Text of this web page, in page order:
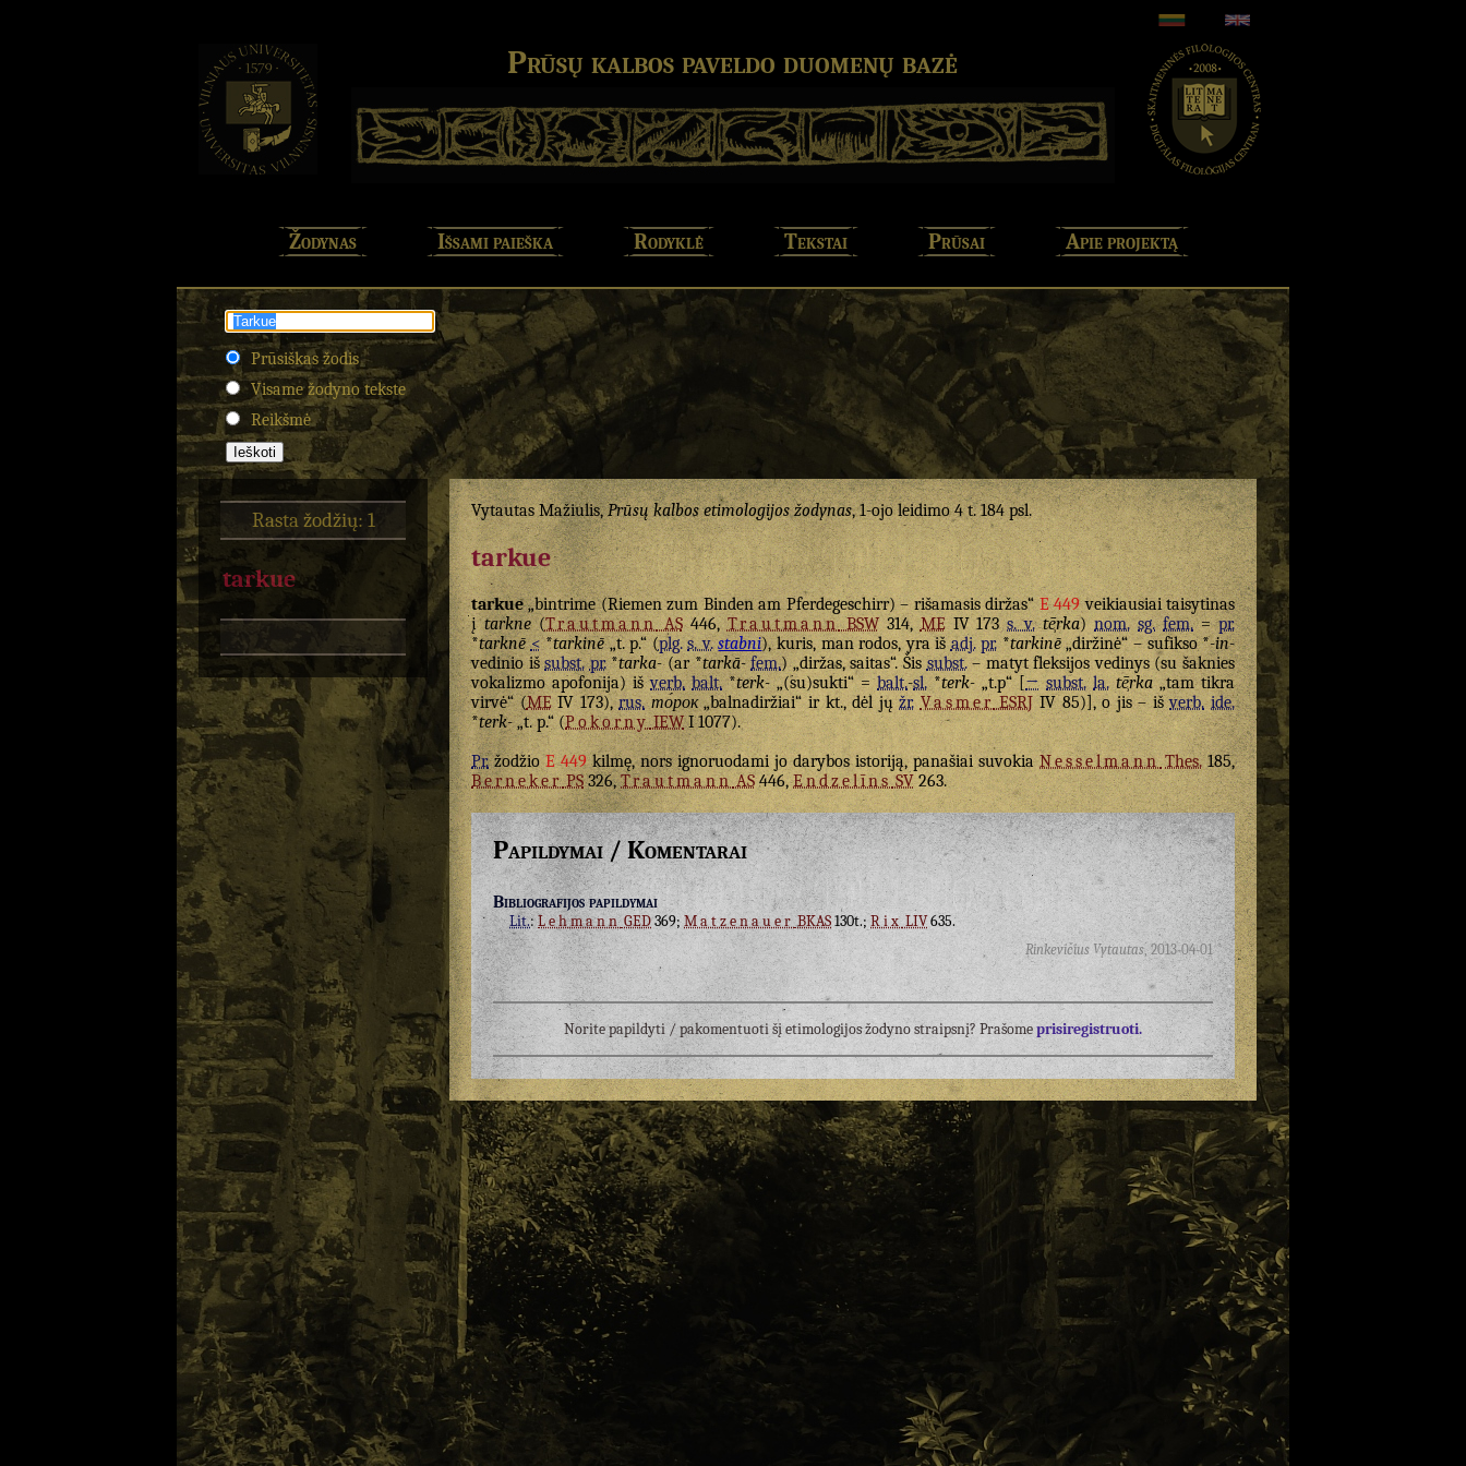
Prūsų kalbos paveldo duomenų bazė
Žodynas Išsami paieška Rodyklė Tekstai Prūsai Apie projektą
Prūsiškas žodis
Visame žodyno tekste
Reikšmė
Rasta žodžių: 1
tarkue
Vytautas Mažiulis,Prūsų kalbos etimologijos žodynas, 1-ojo leidimo 4 t. 184 psl.
tarkue
tarkue„bintrime (Riemen zum Binden am Pferdegeschirr) – rišamasis diržas“E 449veikiausiai taisytinas
įtarkne(TrautmannAS446,TrautmannBSW314,MEIV 173s. v. tē̹rka)nom. sg. fem.=pr.
*tarknē <*tarkinē„t. p.“ (plg. s. v. stabni), kuris, man rodos, yra išadj. pr.*tarkinē„diržinė“ – sufikso *-in-
vedinio išsubst. pr.*tarka-(ar *tarkā- fem.) „diržas, saitas“. Šissubst.– matyt fleksijos vedinys (su šaknies
vokalizmo apofonija) išverb. balt.*terk-„(su)sukti“ =balt.-sl.*terk-„t.p“ [→ subst. la. tē̹rka„tam tikra
virvė“ (MEIV 173),rus. то́рок„balnadiržiai“ ir kt., dėl jųžr. Vasmer ESRJ IV 85)], o jis – išverb. ide.
*terk-„t. p.“ (PokornyIEWI 1077).
Pr.žodžioE 449kilmę, nors ignoruodami jo darybos istoriją, panašiai suvokiaNesselmannThes.185,
BernekerPS326,TrautmannAS446,Endzelīns SV263.
Papildymai / Komentarai
Bibliografijos papildymai
Lit.:LehmannGED369; Matzenauer BKAS130t.; Rix LIV635.
Rinkevičius Vytautas,2013-04-01
Norite papildyti / pakomentuoti šį etimologijos žodyno straipsnį? Prašomeprisiregistruoti.